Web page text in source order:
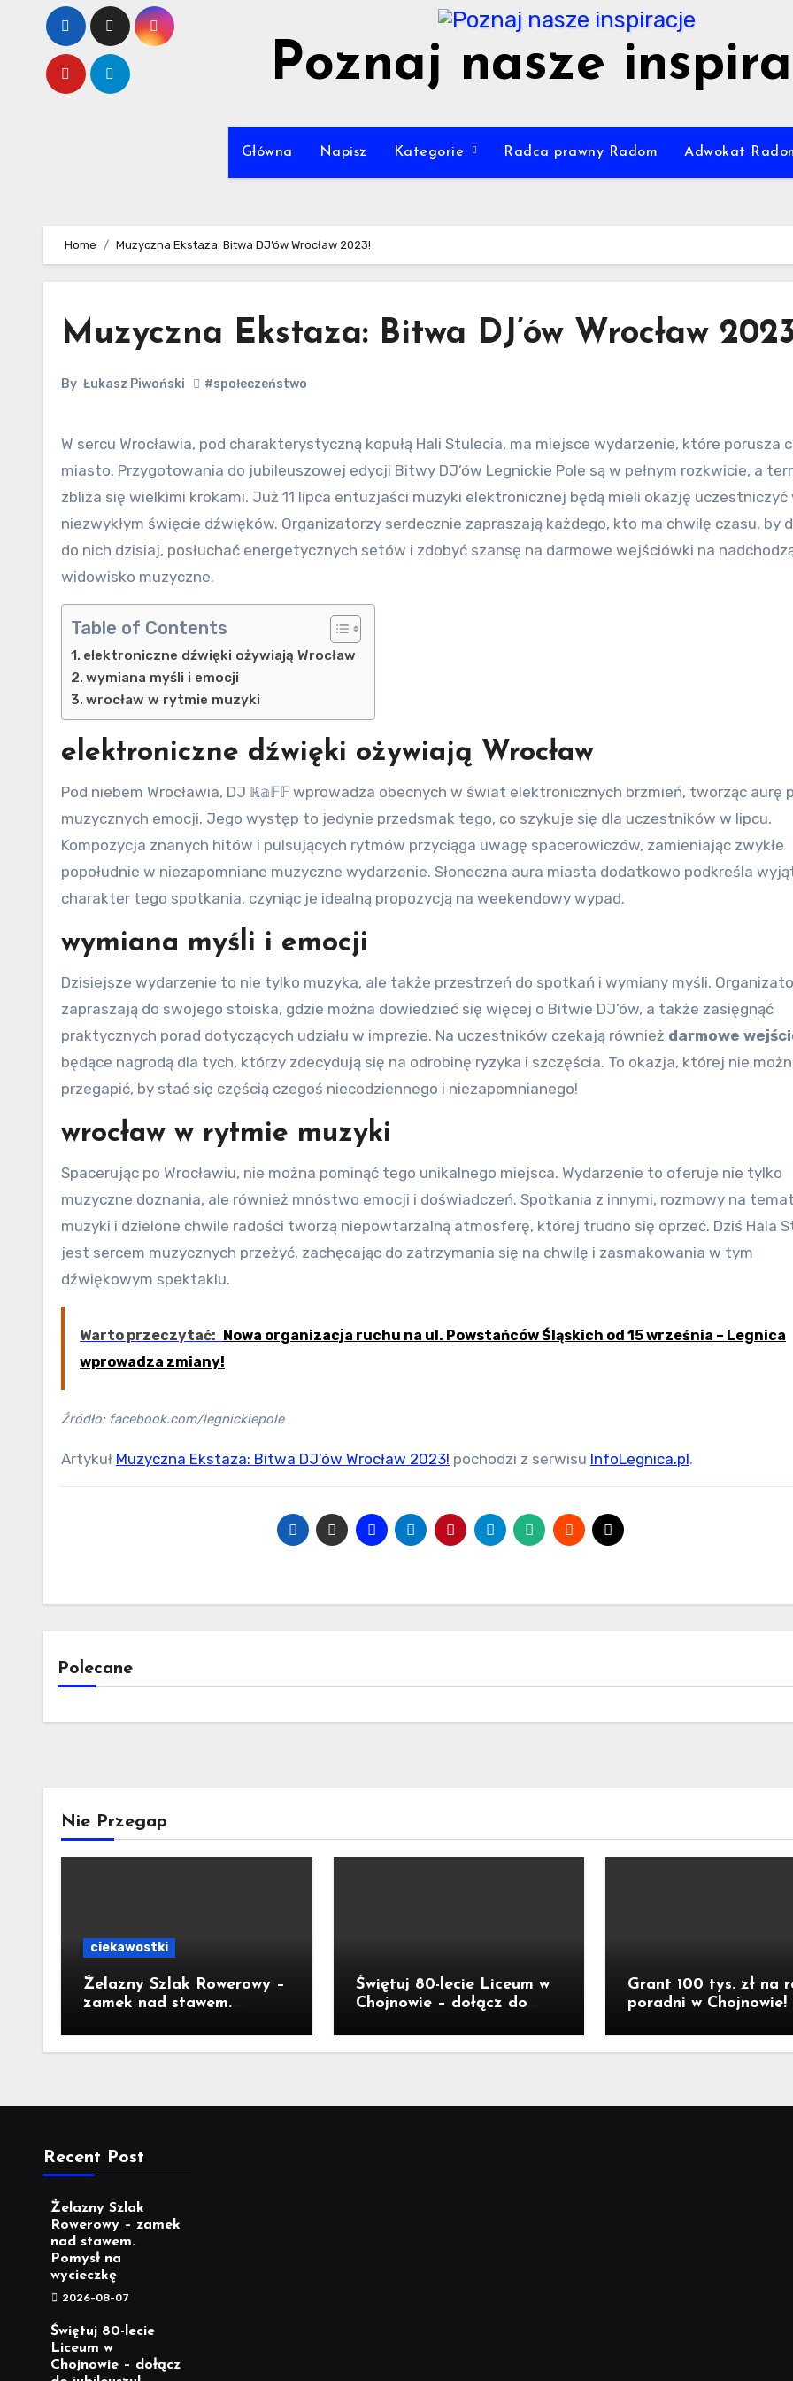
content
Poznaj nasze
Główna Napisz Kategorie Radca prawny Radom Adwokat
Home Muzyczna Ekstaza: Bitwa DJ’ów Wrocław 2023!
Muzyczna Ekstaza: Bitwa DJ’ów Wrocław
By Łukasz Piwoński #społeczeństwo
W sercu Wrocławia, pod charakterystyczną kopułą Hali Stulecia, ma miejsce wydarzenie, które porusza całe
miasto. Przygotowania do jubileuszowej edycji Bitwy DJ’ów Legnickie Pole są w pełnym rozkwicie, a
zbliża się wielkimi krokami. Już 11 lipca entuzjaści muzyki elektronicznej będą mieli okazję uczestniczyć
niezwykłym święcie dźwięków. Organizatorzy serdecznie zapraszają każdego, kto ma chwilę czasu, by
do nich dzisiaj, posłuchać energetycznych setów i zdobyć szansę na darmowe wejściówki na
widowisko muzyczne.
Table of Contents
elektroniczne dźwięki ożywiają Wrocław
wymiana myśli i emocji
wrocław w rytmie muzyki
elektroniczne dźwięki ożywiają Wrocław
Pod niebem Wrocławia, DJ ℝ𝕒𝔽𝔽 wprowadza obecnych w świat elektronicznych brzmień, tworząc aurę
muzycznych emocji. Jego występ to jedynie przedsmak tego, co szykuje się dla uczestników w lipcu.
Kompozycja znanych hitów i pulsujących rytmów przyciąga uwagę spacerowiczów, zamieniając zwykłe
popołudnie w niezapomniane muzyczne wydarzenie. Słoneczna aura miasta dodatkowo podkreśla
charakter tego spotkania, czyniąc je idealną propozycją na weekendowy wypad.
wymiana myśli i emocji
Dzisiejsze wydarzenie to nie tylko muzyka, ale także przestrzeń do spotkań i wymiany myśli.
zapraszają do swojego stoiska, gdzie można dowiedzieć się więcej o Bitwie DJ’ów, a także zasięgnąć
praktycznych porad dotyczących udziału w imprezie. Na uczestników czekają również darmowe
będące nagrodą dla tych, którzy zdecydują się na odrobinę ryzyka i szczęścia. To okazja, której nie
przegapić, by stać się częścią czegoś niecodziennego i niezapomnianego!
wrocław w rytmie muzyki
Spacerując po Wrocławiu, nie można pominąć tego unikalnego miejsca. Wydarzenie to oferuje nie tylko
muzyczne doznania, ale również mnóstwo emocji i doświadczeń. Spotkania z innymi, rozmowy na temat
muzyki i dzielone chwile radości tworzą niepowtarzalną atmosferę, której trudno się oprzeć. Dziś Hala
jest sercem muzycznych przeżyć, zachęcając do zatrzymania się na chwilę i zasmakowania w tym
dźwiękowym spektaklu.
Warto przeczytać: Nowa organizacja ruchu na ul. Powstańców Śląskich od 15 września – Legnica
wprowadza zmiany!
Źródło: facebook.com/legnickiepole
Artykuł Muzyczna Ekstaza: Bitwa DJ’ów Wrocław 2023! pochodzi z serwisu InfoLegnica.pl.
Polecane
Nie Przegap
ciekawostki
Żelazny Szlak Rowerowy –
zamek nad stawem.
Świętuj 80-lecie Liceum w
Chojnowie – dołącz do
Grant 100 tys. zł na
poradni w Chojnowie!
Recent Post
Żelazny Szlak
Rowerowy – zamek
nad stawem.
Pomysł na
wycieczkę
2026-08-07
Świętuj 80-lecie
Liceum w
Chojnowie – dołącz